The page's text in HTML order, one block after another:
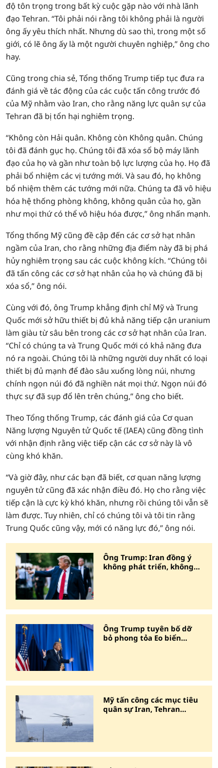
độ tôn trọng trong bất kỳ cuộc gặp nào với nhà lãnh
đạo Tehran. “Tôi phải nói rằng tôi không phải là người
ông ấy yêu thích nhất. Nhưng dù sao thì, trong một số
giới, có lẽ ông ấy là một người chuyên nghiệp,” ông cho
hay.
Cũng trong chia sẻ, Tổng thống Trump tiếp tục đưa ra
đánh giá về tác động của các cuộc tấn công trước đó
của Mỹ nhằm vào Iran, cho rằng năng lực quân sự của
Tehran đã bị tổn hại nghiêm trọng.
“Không còn Hải quân. Không còn Không quân. Chúng
tôi đã đánh gục họ. Chúng tôi đã xóa sổ bộ máy lãnh
đạo của họ và gần như toàn bộ lực lượng của họ. Họ đã
phải bổ nhiệm các vị tướng mới. Và sau đó, họ không
bổ nhiệm thêm các tướng mới nữa. Chúng ta đã vô hiệu
hóa hệ thống phòng không, không quân của họ, gần
như mọi thứ có thể vô hiệu hóa được,” ông nhấn mạnh.
Tổng thống Mỹ cũng đề cập đến các cơ sở hạt nhân
ngầm của Iran, cho rằng những địa điểm này đã bị phá
hủy nghiêm trọng sau các cuộc không kích. “Chúng tôi
đã tấn công các cơ sở hạt nhân của họ và chúng đã bị
xóa sổ,” ông nói.
Cùng với đó, ông Trump khẳng định chỉ Mỹ và Trung
Quốc mới sở hữu thiết bị đủ khả năng tiếp cận uranium
làm giàu từ sâu bên trong các cơ sở hạt nhân của Iran.
“Chỉ có chúng ta và Trung Quốc mới có khả năng đưa
nó ra ngoài. Chúng tôi là những người duy nhất có loại
thiết bị đủ mạnh để đào sâu xuống lòng núi, nhưng
chính ngọn núi đó đã nghiền nát mọi thứ. Ngọn núi đó
thực sự đã sụp đổ lên trên chúng,” ông cho biết.
Theo Tổng thống Trump, các đánh giá của Cơ quan
Năng lượng Nguyên tử Quốc tế (IAEA) cũng đồng tình
với nhận định rằng việc tiếp cận các cơ sở này là vô
cùng khó khăn.
“Và giờ đây, như các bạn đã biết, cơ quan năng lượng
nguyên tử cũng đã xác nhận điều đó. Họ cho rằng việc
tiếp cận là cực kỳ khó khăn, nhưng rồi chúng tôi vẫn sẽ
làm được. Tuy nhiên, chỉ có chúng tôi và tôi tin rằng
Trung Quốc cũng vậy, mới có năng lực đó,” ông nói.
Ông Trump: Iran đồng ý
không phát triển, không
Ông Trump tuyên bố dỡ
bỏ phong tỏa Eo biển
Mỹ tấn công các mục tiêu
quân sự Iran, Tehran